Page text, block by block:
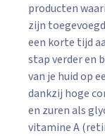
producten
zijn
een korte tijd
stap verder en
van je huid op
dankzij hoge
en zuren als
vitamine A